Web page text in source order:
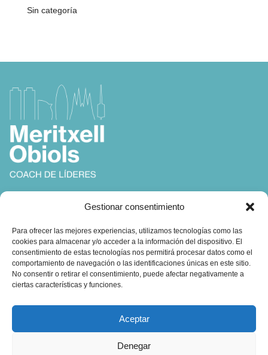
Gestionar consentimiento
Para ofrecer las mejores experiencias, utilizamos tecnologías como las
cookies para almacenar y/o acceder a la información del dispositivo. El
consentimiento de estas tecnologías nos permitirá procesar datos como el
comportamiento de navegación o las identificaciones únicas en este sitio.
No consentir o retirar el consentimiento, puede afectar negativamente a
ciertas características y funciones.
Aceptar
Denegar
Sin categoría
Coaching, Inteligencia Emocional y Liderazgo
obiols@coachingbcn.com